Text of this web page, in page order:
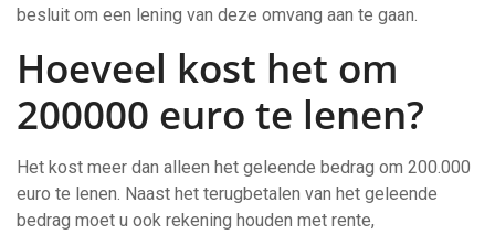
besluit om een lening van deze omvang aan te gaan.
Hoeveel kost het om
200000 euro te lenen?
Het kost meer dan alleen het geleende bedrag om 200.000
euro te lenen. Naast het terugbetalen van het geleende
bedrag moet u ook rekening houden met rente,